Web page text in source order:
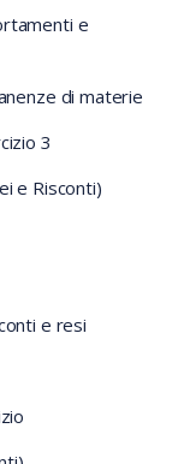
e
di materie
3
e Risconti)
e resi